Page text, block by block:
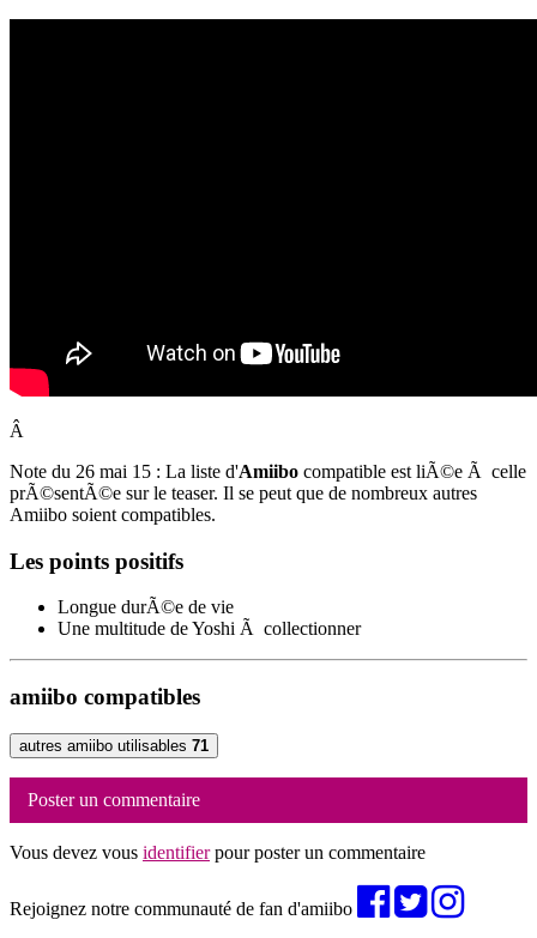
Â
Note du 26 mai 15 : La liste d'Amiibo compatible est liÃ©e Ã celle
prÃ©sentÃ©e sur le teaser. Il se peut que de nombreux autres
Amiibo soient compatibles.
Les points positifs
Longue durÃ©e de vie
Une multitude de Yoshi Ã collectionner
amiibo compatibles
autres amiibo utilisables 71
Poster un commentaire
Vous devez vous identifierpour poster un commentaire
Rejoignez notre communauté de fan d'amiibo